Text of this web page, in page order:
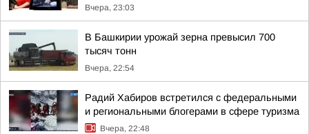
Вчера, 23:03
В Башкирии урожай зерна превысил 700
тысяч тонн
Вчера, 22:54
Радий Хабиров встретился с федеральными
и региональными блогерами в сфере туризма
Вчера, 22:48